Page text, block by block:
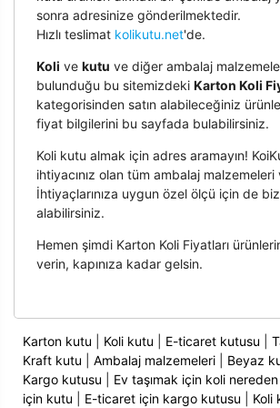
sonra adresinize gönderilmektedir.
Hızlı teslimat kolikutu.net'de.
Koli ve kutu ve diğer ambalaj
bulunduğu bu sitemizdeki Karton Koli
kategorisinden satın alabileceğiniz
fiyat bilgilerini bu sayfada bulabilirsiniz.
Koli kutu almak için adres aramayın!
ihtiyacınız olan tüm ambalaj malzemeleri
İhtiyaçlarınıza uygun özel ölçü için de
alabilirsiniz.
Hemen şimdi Karton Koli Fiyatları
verin, kapınıza kadar gelsin.
Karton kutu Koli kutu E-ticaret kutusu
Kraft kutu
Ambalaj malzemeleri| Beyaz
Kargo kutusu
Ev taşımak için koli nereden
için kutu
E-ticaret için kargo kutusu Koli